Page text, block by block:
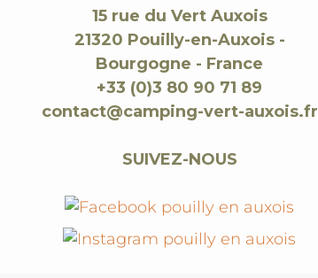
15 rue du Vert Auxois
21320 Pouilly-en-Auxois -
Bourgogne - France
+33 (0)3 80 90 71 89
contact@camping-vert-auxois.fr
SUIVEZ-NOUS